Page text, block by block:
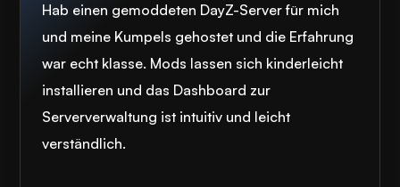
Hab einen gemoddeten DayZ-Server für mich
und meine Kumpels gehostet und die Erfahrung
war echt klasse. Mods lassen sich kinderleicht
installieren und das Dashboard zur
Serververwaltung ist intuitiv und leicht
verständlich.